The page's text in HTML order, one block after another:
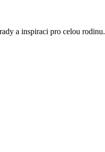
a inspiraci pro celou rodinu.